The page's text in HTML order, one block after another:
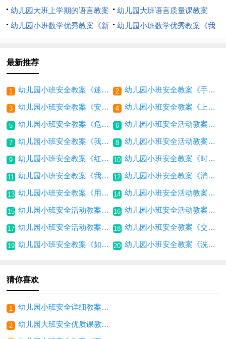
密》包含反思
担与板凳》包含反思
幼儿园大班上学期的语言教案
《传递微笑》包含反思
幼儿园大班语言质量课教案
《小水滴旅行记》包含反思
幼儿园小班数学优秀教案《新
幼儿园小班数学优秀教案《我
最新推荐
1 幼儿园小班安全教案《迷路了怎么办》包含反思 2 幼儿园小班安全教案《手划破》包含反思
3 幼儿园小班安全教案《安全标志》包括反思 4 幼儿园小班安全教案《上下楼梯右走》包含反思
5 幼儿园小班安全教案《危险纽扣》包含反思 6 幼儿园小班安全活动教案《吃安全要注意》包括反思
7 幼儿园小班安全教案《我会用剪刀》包含反思 8 幼儿园小班安全活动教案《避开他们》包含反思
9 幼儿园小班安全教案《红绿灯眨眼睛》包含反思 10 幼儿园小班安全教案《时刻注意安全》包含反思
11 幼儿园小班安全教案《我不去危险的地方》包含反思 12 幼儿园小班安全教案《消防演习》包括反思
13 幼儿园小班安全教案《用电安全》包括反思 14 幼儿园小班安全活动教案《不要和陌生人一起走》包含反思
15 幼儿园小班安全活动教案《咬电老虎》包含反思 16 幼儿园小班安全活动教案《花桌布》包括反思
17 幼儿园小班安全活动教案《我是防火专家》包含反思 18 幼儿园小班安全教案《交通安全要记住》包含反思
19 幼儿园小班安全教案《如何爬高床》包含反思 20 幼儿园小班安全教案《洗发水进眼睛》包含反思
猜你喜欢
1 幼儿园小班安全详细教案《我会自己洗手》包括反思
2 幼儿园大班安全优质课教案《不要乱吃》包含反思